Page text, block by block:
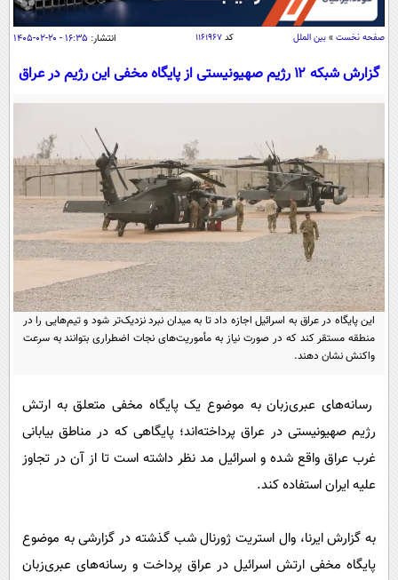
اقتصاد
اقتصادی
جامعه
سلامت
یک برش دانایی
محیط زیست
سفر و تفریح
سیاست خارجی
فرهنگ و هنر
علم و دانش
فناوری و It
علمی
اخبار کریپتو
قرآن
گوناگون
سرگرمی
باشگاه مغز
مجله تصویری سلاح
فیلم
اقتصاد
ورزش
سرگرمی
فناوری
محیط زیست
سلامت
عصر ایران 2
خواندنی ها و دیدنی ها
پیامک
روانشناسی
آموزش زبان
صفحه نخست » بین الملل کد ۱۱۶۱۹۶۷ انتشار: ۱۶:۳۵ - ۲۰-۰۲-۱۴۰۵
گزارش شبکه ۱۲ رژیم صهیونیستی از پایگاه مخفی این رژیم در عراق
این پایگاه در عراق به اسرائیل اجازه داد تا به میدان نبرد نزدیک‌تر شود و تیم‌هایی را در
منطقه مستقر کند که در صورت نیاز به مأموریت‌های نجات اضطراری بتوانند به سرعت
واکنش نشان دهند.
رسانه‌های عبری‌زبان به موضوع یک پایگاه مخفی متعلق به ارتش
رژیم صهیونیستی در عراق پرداخته‌اند؛ پایگاهی که در مناطق بیابانی
غرب عراق واقع شده و اسرائیل مد نظر داشته است تا از آن در تجاوز
علیه ایران استفاده کند.
به گزارش ایرنا، وال استریت ژورنال شب گذشته در گزارشی به موضوع
پایگاه مخفی ارتش اسرائیل در عراق پرداخت و رسانه‌های عبری‌زبان